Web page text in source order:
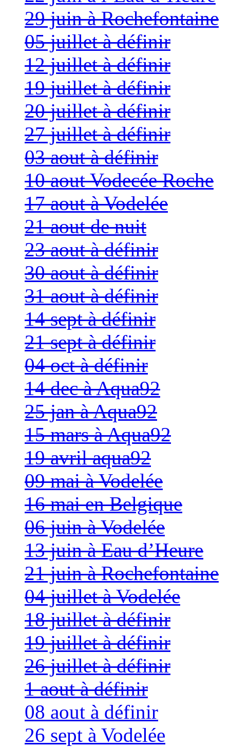
29 juin à Rochefontaine
05 juillet à définir
12 juillet à définir
19 juillet à définir
20 juillet à définir
27 juillet à définir
03 aout à définir
10 aout Vodecée Roche
17 aout à Vodelée
21 aout de nuit
23 aout à définir
30 aout à définir
31 aout à définir
14 sept à définir
21 sept à définir
04 oct à définir
14 dec à Aqua92
25 jan à Aqua92
15 mars à Aqua92
19 avril aqua92
09 mai à Vodelée
16 mai en Belgique
06 juin à Vodelée
13 juin à Eau d’Heure
21 juin à Rochefontaine
04 juillet à Vodelée
18 juillet à définir
19 juillet à définir
26 juillet à définir
1 aout à définir
08 aout à définir
26 sept à Vodelée